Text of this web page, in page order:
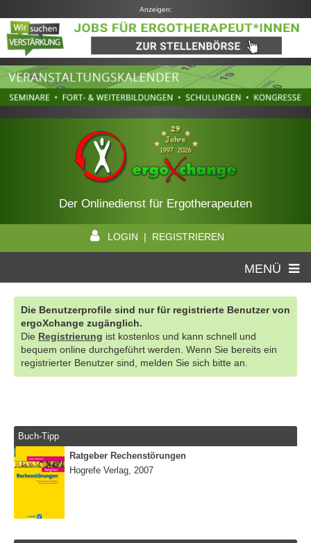
Anzeigen:
Der Onlinedienst für Ergotherapeuten
LOGIN | REGISTRIEREN
MENÜ
Die Benutzerprofile sind nur für registrierte Benutzer von
ergoXchange zugänglich.
Die Registrierung ist kostenlos und kann schnell und
bequem online durchgeführt werden. Wenn Sie bereits ein
registrierter Benutzer sind, melden Sie sich bitte an.
Buch-Tipp
Ratgeber Rechenstörungen
Hogrefe Verlag, 2007